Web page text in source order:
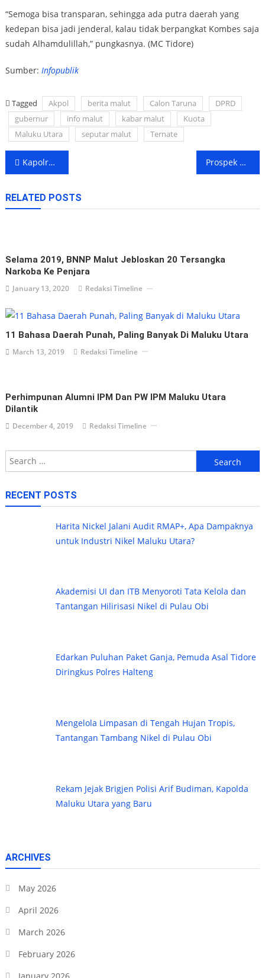
“Semoga bisa transparan, sehingga ada putra daerah yang
kedepan bisa jadi jenderal, kalau tidak berpangkat Kombes saja
sudah Alhamdulillah,” pungkasnya. (MC Tidore)
Sumber: Infopublik
Tagged Akpol berita malut Calon Taruna
DPRD
gubernur
info malut kabar malut
Kuota
Maluku Utara
seputar malut Ternate
Post
Kapolres Ternate Diminta Warga Sambut Baik Kunjungan Wapres Ma’ruf Amin Prospek Cerah Saham NCKL, Harga Diramal Tembus Rp2.000
RELATED POSTS
Selama 2019, BNNP Malut Jebloskan 20 Tersangka
Narkoba Ke Penjara
January 13, 2020 Redaksi Timeline
11 Bahasa Daerah Punah, Paling Banyak Di Maluku Utara
March 13, 2019 Redaksi Timeline
Perhimpunan Alumni IPM Dan PW IPM Maluku Utara
Dilantik
December 4, 2019 Redaksi Timeline
Search
for:
RECENT POSTS
Harita Nickel Jalani Audit RMAP+, Apa Dampaknya
untuk Industri Nikel Maluku Utara?
Akademisi UI dan ITB Menyoroti Tata Kelola dan
Tantangan Hilirisasi Nikel di Pulau Obi
Edarkan Puluhan Paket Ganja, Pemuda Asal Tidore
Diringkus Polres Halteng
Mengelola Limpasan di Tengah Hujan Tropis,
Tantangan Tambang Nikel di Pulau Obi
Rekam Jejak Brigjen Polisi Arif Budiman, Kapolda
Maluku Utara yang Baru
ARCHIVES
May 2026
April 2026
March 2026
February 2026